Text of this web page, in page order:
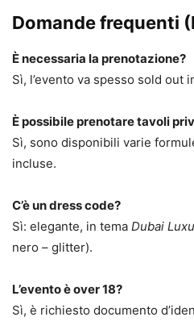
Domande frequenti
È necessaria la prenotazione?
Sì, l’evento va spesso sold out
È possibile prenotare tavoli
Sì, sono disponibili varie
incluse.
C’è un dress code?
Sì: elegante, in tema Dubai
nero – glitter).
L’evento è over 18?
Sì, è richiesto documento